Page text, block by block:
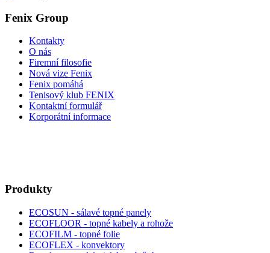
Fenix Group
Kontakty
O nás
Firemní filosofie
Nová vize Fenix
Fenix pomáhá
Tenisový klub FENIX
Kontaktní formulář
Korporátní informace
Produkty
ECOSUN - sálavé topné panely
ECOFLOOR - topné kabely a rohože
ECOFILM - topné folie
ECOFLEX - konvektory